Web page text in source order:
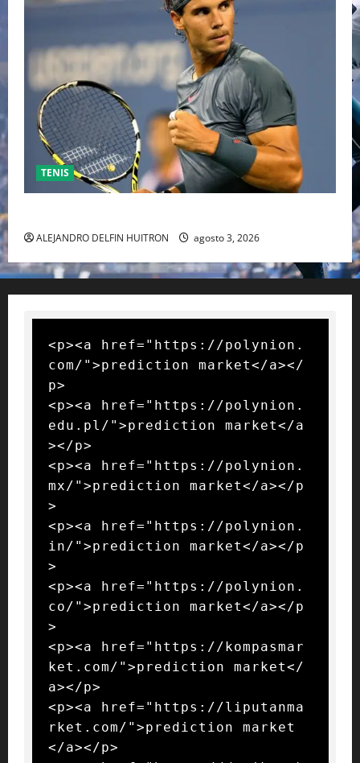
TENIS
ALEJANDRO DELFIN HUITRON agosto 3, 2026
<p><a href="https://polynion.
com/">prediction market</a></
p>
<p><a href="https://polynion.
edu.pl/">prediction market</a
></p>
<p><a href="https://polynion.
mx/">prediction market</a></p
>
<p><a href="https://polynion.
in/">prediction market</a></p
>
<p><a href="https://polynion.
co/">prediction market</a></p
>
<p><a href="https://kompasmar
ket.com/">prediction market</
a></p>
<p><a href="https://liputanma
rket.com/">prediction market
</a></p>